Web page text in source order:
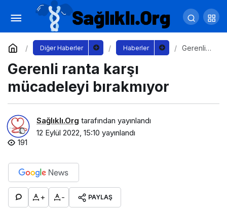
Diğer Haberler Haberler
Gerenli
Gerenli ranta karşı
mücadeleyi bırakmıyor
Sağlıklı.Org tarafından yayınlandı
12 Eylül 2022, 15:10 yayınlandı
191
+ - PAYLAŞ
AK Parti’den Başsavcı Ebru Cansu’ya hoş
geldin ziyareti
Yorum Yap Paylaş